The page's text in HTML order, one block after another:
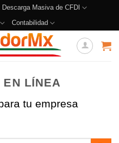
Descarga Masiva de CFDI
Contabilidad
EN LÍNEA
tu empresa